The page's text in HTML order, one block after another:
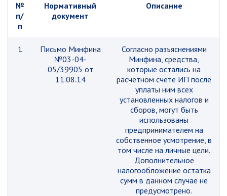
№
п/
п
Нормативный
документ
Описание
1
Письмо Минфина
№03-04-
05/39905 от
11.08.14
Согласно разъяснениями
Минфина, средства,
которые остались на
расчетном счете ИП после
уплаты ним всех
установленных налогов и
сборов, могут быть
использованы
предпринимателем на
собственное усмотрение, в
том числе на личные цели.
Дополнительное
налогообложение остатка
сумм в данном случае не
предусмотрено.